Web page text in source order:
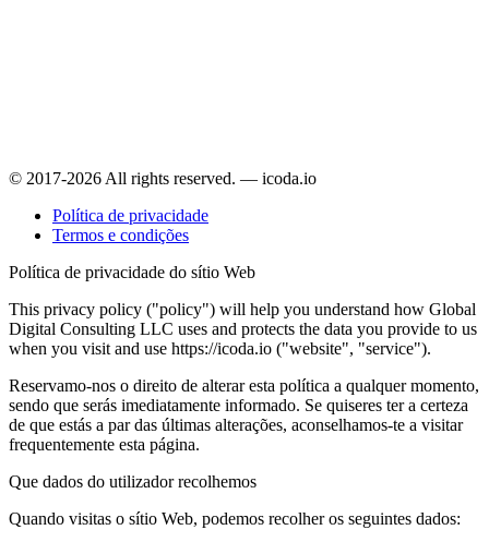
© 2017-2026 All rights reserved. — icoda.io
Política de privacidade
Termos e condições
Política de privacidade do sítio Web
This privacy policy ("policy") will help you understand how Global
Digital Consulting LLC uses and protects the data you provide to us
when you visit and use https://icoda.io ("website", "service").
Reservamo-nos o direito de alterar esta política a qualquer momento,
sendo que serás imediatamente informado. Se quiseres ter a certeza
de que estás a par das últimas alterações, aconselhamos-te a visitar
frequentemente esta página.
Que dados do utilizador recolhemos
Quando visitas o sítio Web, podemos recolher os seguintes dados: